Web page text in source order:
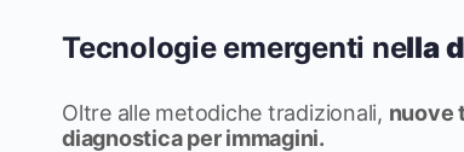
Tecnologie emergenti nella
Oltre alle metodiche tradizionali, nuove
diagnostica per immagini.